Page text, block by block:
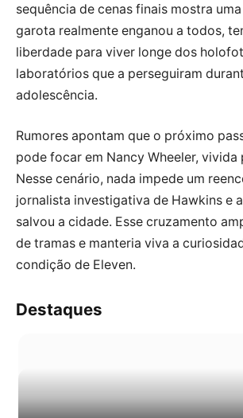
sequência de cenas finais mostra
garota realmente enganou a todos,
liberdade para viver longe dos
laboratórios que a perseguiram
adolescência.
Rumores apontam que o próximo
pode focar em Nancy Wheeler, vivida
Nesse cenário, nada impede um
jornalista investigativa de Hawkins e
salvou a cidade. Esse cruzamento
de tramas e manteria viva a
condição de Eleven.
Destaques